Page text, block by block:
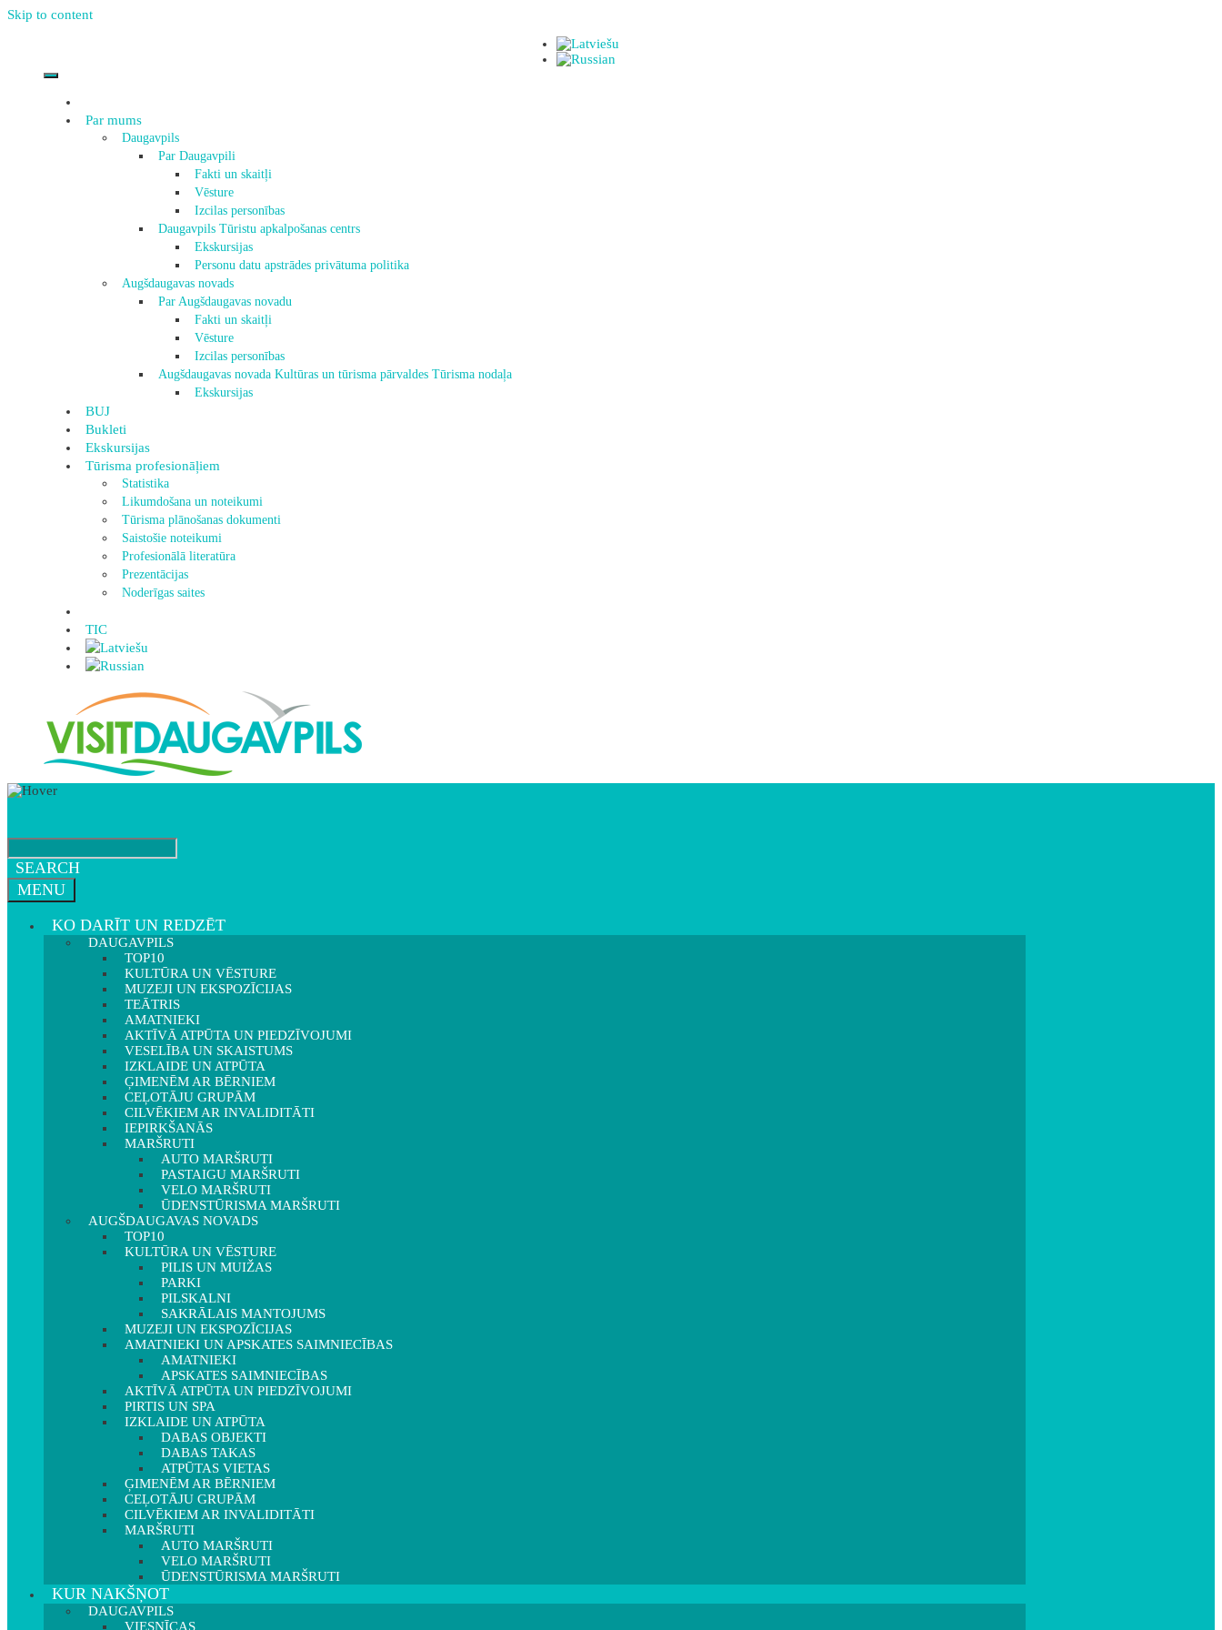
Skip to content
Par mums
Daugavpils
Par Daugavpili
Fakti un skaitļi
Vēsture
Izcilas personības
Daugavpils Tūristu apkalpošanas centrs
Ekskursijas
Personu datu apstrādes privātuma politika
Augšdaugavas novads
Par Augšdaugavas novadu
Fakti un skaitļi
Vēsture
Izcilas personības
Augšdaugavas novada Kultūras un tūrisma pārvaldes Tūrisma nodaļa
Ekskursijas
BUJ
Bukleti
Ekskursijas
Tūrisma profesionāļiem
Statistika
Likumdošana un noteikumi
Tūrisma plānošanas dokumenti
Saistošie noteikumi
Profesionālā literatūra
Prezentācijas
Noderīgas saites
TIC
SEARCH
MENU
KO DARĪT UN REDZĒT
DAUGAVPILS
TOP10
KULTŪRA UN VĒSTURE
MUZEJI UN EKSPOZĪCIJAS
TEĀTRIS
AMATNIEKI
AKTĪVĀ ATPŪTA UN PIEDZĪVOJUMI
VESELĪBA UN SKAISTUMS
IZKLAIDE UN ATPŪTA
ĢIMENĒM AR BĒRNIEM
CEĻOTĀJU GRUPĀM
CILVĒKIEM AR INVALIDITĀTI
IEPIRKŠANĀS
MARŠRUTI
AUTO MARŠRUTI
PASTAIGU MARŠRUTI
VELO MARŠRUTI
ŪDENSTŪRISMA MARŠRUTI
AUGŠDAUGAVAS NOVADS
TOP10
KULTŪRA UN VĒSTURE
PILIS UN MUIŽAS
PARKI
PILSKALNI
SAKRĀLAIS MANTOJUMS
MUZEJI UN EKSPOZĪCIJAS
AMATNIEKI UN APSKATES SAIMNIECĪBAS
AMATNIEKI
APSKATES SAIMNIECĪBAS
AKTĪVĀ ATPŪTA UN PIEDZĪVOJUMI
PIRTIS UN SPA
IZKLAIDE UN ATPŪTA
DABAS OBJEKTI
DABAS TAKAS
ATPŪTAS VIETAS
ĢIMENĒM AR BĒRNIEM
CEĻOTĀJU GRUPĀM
CILVĒKIEM AR INVALIDITĀTI
MARŠRUTI
AUTO MARŠRUTI
VELO MARŠRUTI
ŪDENSTŪRISMA MARŠRUTI
KUR NAKŠŅOT
DAUGAVPILS
VIESNĪCAS